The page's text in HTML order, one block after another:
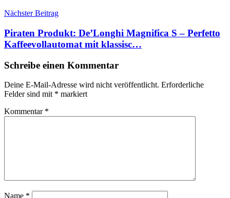
Nächster Beitrag
Piraten Produkt: De’Longhi Magnifica S – Perfetto
Kaffeevollautomat mit klassisc…
Schreibe einen Kommentar
Deine E-Mail-Adresse wird nicht veröffentlicht. Erforderliche
Felder sind mit * markiert
Kommentar *
Name *